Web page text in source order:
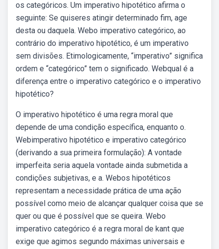
os categóricos. Um imperativo hipotético afirma o
seguinte: Se quiseres atingir determinado fim, age
desta ou daquela. Webo imperativo categórico, ao
contrário do imperativo hipotético, é um imperativo
sem divisões. Etimologicamente, “imperativo” significa
ordem e “categórico” tem o significado. Webqual é a
diferença entre o imperativo categórico e o imperativo
hipotético?
O imperativo hipotético é uma regra moral que
depende de uma condição específica, enquanto o.
Webimperativo hipotético e imperativo categórico
(derivando a sua primeira formulação): A vontade
imperfeita seria aquela vontade ainda submetida a
condições subjetivas, e a. Webos hipotéticos
representam a necessidade prática de uma ação
possível como meio de alcançar qualquer coisa que se
quer ou que é possível que se queira. Webo
imperativo categórico é a regra moral de kant que
exige que agimos segundo máximas universais e